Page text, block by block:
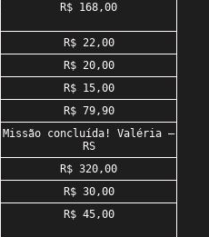
R$ 168,00
R$ 22,00
R$ 20,00
R$ 15,00
R$ 79,90
Missão concluída! Valéria –
RS
R$ 320,00
R$ 30,00
R$ 45,00